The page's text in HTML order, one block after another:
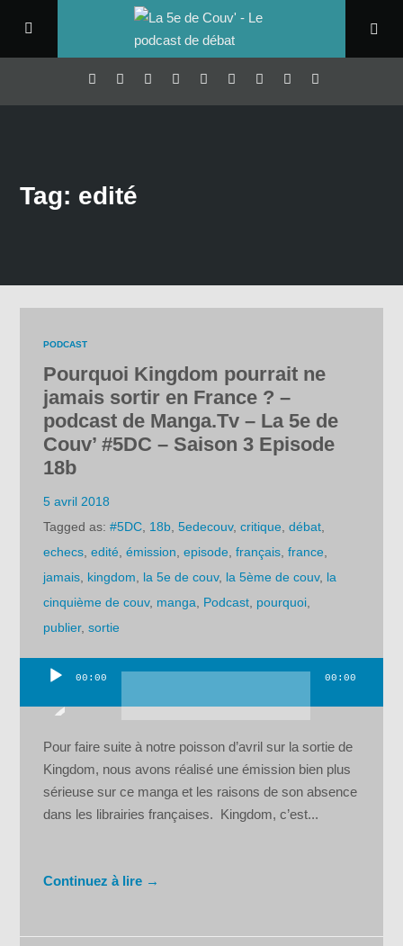
Tag: edité
PODCAST
Pourquoi Kingdom pourrait ne
jamais sortir en France ? –
podcast de Manga.Tv – La 5e de
Couv’ #5DC – Saison 3 Episode
18b
5 avril 2018
Tagged as:#5DC 18b ,5edecouv,critique ,débat
echecs ,edité ,émission ,episode ,français ,france
jamais kingdom la 5e de couv, la 5ème de couv, la
cinquième de couv, manga Podcast pourquoi
publier,sortie
00:00 00:00
Pour faire suite à notre poisson d’avril sur la sortie de
Kingdom, nous avons réalisé une émission bien plus
sérieuse sur ce manga et les raisons de son absence
dans les librairies françaises. Kingdom, c’est...
Continuez à lire →